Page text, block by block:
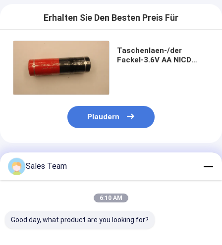
Erhalten Sie Den Besten Preis Für
Taschenlaen-/der
Fackel-3.6V AA NICD
Plaudern
Empfohlene Produkte
Sales Team
6:10 AM
Good day, what product are you looking for?